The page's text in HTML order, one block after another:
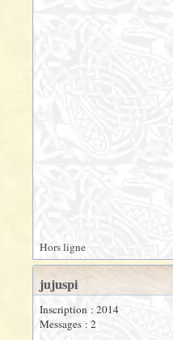
Hors ligne
jujuspi
Inscription : 2014
Messages : 2